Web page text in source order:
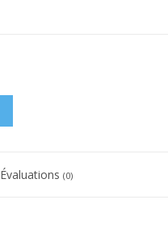
Évaluations (0)